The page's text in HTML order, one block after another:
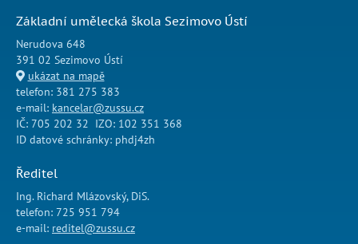
Základní umělecká škola Sezimovo Ústí
Nerudova 648
391 02 Sezimovo Ústí
ukázat na mapě
telefon: 381 275 383
e-mail: kancelar@zussu.cz
IČ: 705 202 32 IZO: 102 351 368
ID datové schránky: phdj4zh
Ředitel
Ing. Richard Mlázovský, DiS.
telefon: 725 951 794
e-mail: reditel@zussu.cz